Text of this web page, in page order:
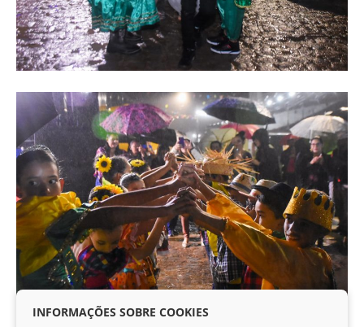
INFORMAÇÕES SOBRE COOKIES